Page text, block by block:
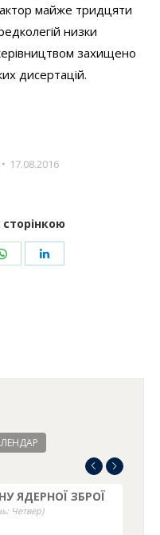
майже тридцяти
низки
захищено
дисертацій.
17.08.2016
Share
ЯДЕРНОЇ ЗБРОЇ
Четвер)